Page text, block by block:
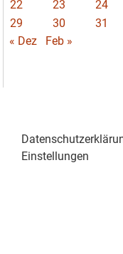
22
23 24
29
30
31
« Dez
Feb »
Einstellungen